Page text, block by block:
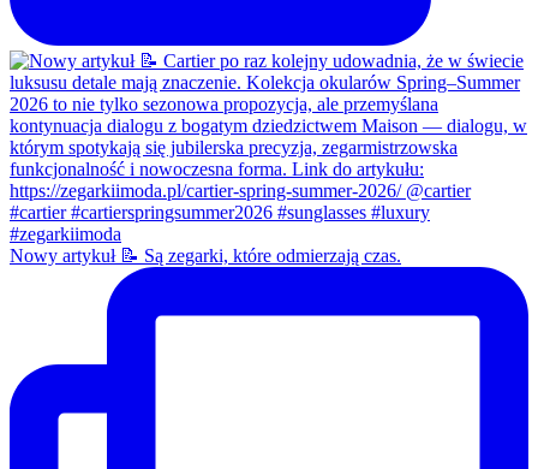
Nowy artykuł 📝 Są zegarki, które odmierzają czas.